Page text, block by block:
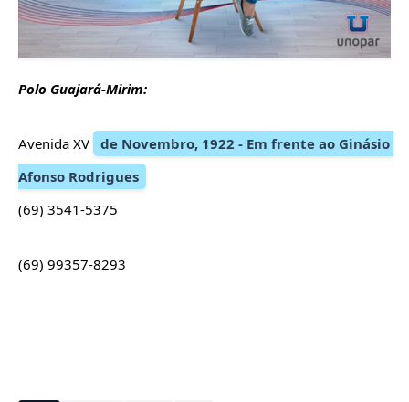
Polo Guajará-Mirim:
Avenida XV de Novembro, 1922 - Em frente ao Ginásio
Afonso Rodrigues
(69) 3541-5375
(69) 99357-8293